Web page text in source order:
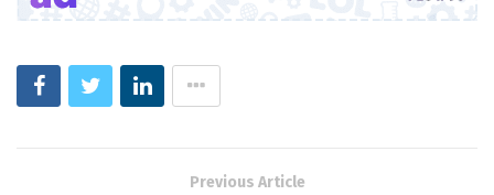
Previous Article